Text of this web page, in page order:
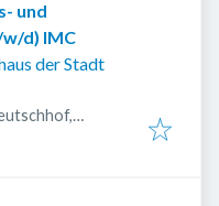
und
d) IMC
der Stadt